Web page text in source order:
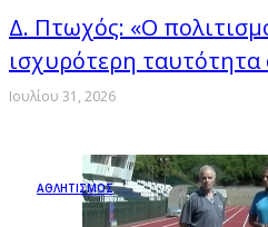
Δ. Πτωχός: «Ο
ισχυρότερη
Ιουλίου 31, 2026
ΑΘΛΗΤΙΣΜΟΣ